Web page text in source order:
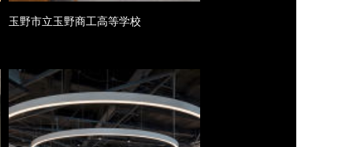
玉野市立玉野商工高等学校